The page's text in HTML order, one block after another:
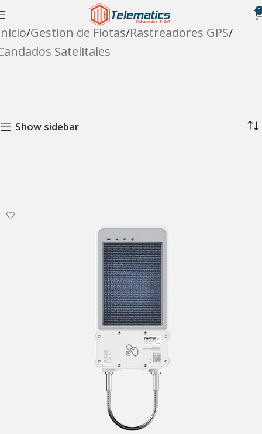
0
Gestion de Flotas Rastreadores GPS
Satelitales
Show sidebar